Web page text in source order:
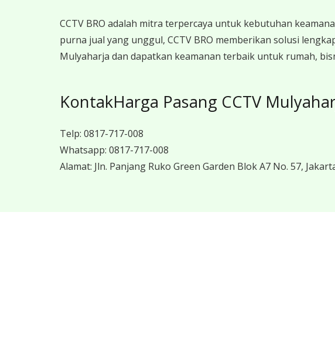
CCTV BRO adalah mitra terpercaya untuk kebutuhan
purna jual yang unggul, CCTV BRO memberikan solusi
Mulyaharja dan dapatkan keamanan terbaik untuk rumah,
KontakHarga Pasang CCTV
Telp: 0817-717-008
Whatsapp: 0817-717-008
Alamat: Jln. Panjang Ruko Green Garden Blok A7 No. 57,